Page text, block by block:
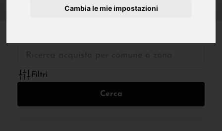
Cambia le mie impostazioni
Filtri
Cerca